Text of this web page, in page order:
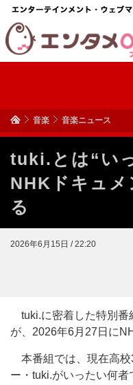
音楽 音楽ニュース
tuki.とは“い
NHKドキュメ
る
2026年6月15日 / 22:20
tuki.に密着した特別番
が、2026年6月27日に
本番組では、現在高校
ー・tuki.がいったい何